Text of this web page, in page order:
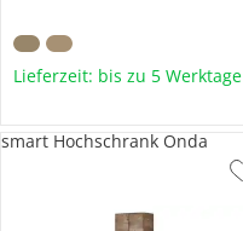
Lieferzeit: bis zu 5 Werktage
smart Hochschrank Onda